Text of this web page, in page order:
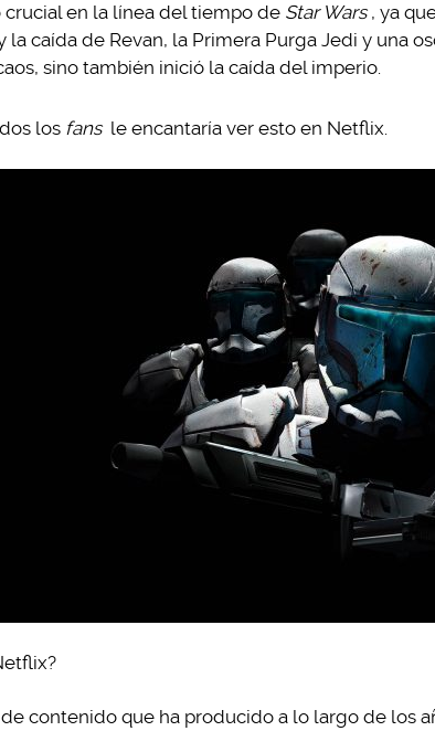
crucial en la línea del tiempo de Star Wars , ya
la caída de Revan, la Primera Purga Jedi y una
sino también inició la caída del imperio.
los fans le encantaría ver esto en Netflix.
contenido que ha producido a lo largo de los